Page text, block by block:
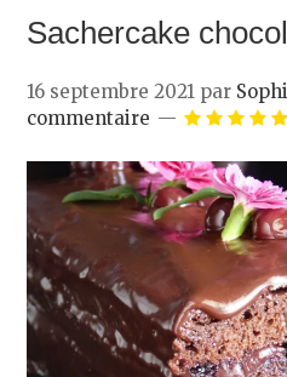
Sachercake
16 septembre 2021 par
commentaire